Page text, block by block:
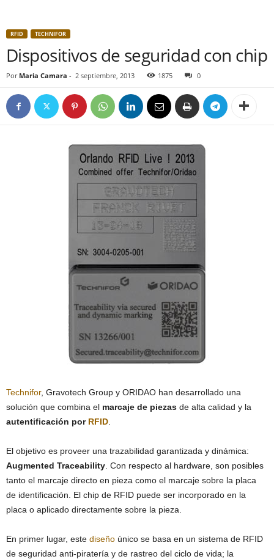
RFID TECHNIFOR
Dispositivos de seguridad con chip
Por Maria Camara - 2 septiembre, 2013 1875 0
Technifor, Gravotech Group y ORIDAO han desarrollado una
solución que combina el marcaje de piezas de alta calidad y la
autentificación por RFID
El objetivo es proveer una trazabilidad garantizada y dinámica:
Augmented Traceability . Con respecto al hardware, son posibles
tanto el marcaje directo en pieza como el marcaje sobre la placa
de identificación. El chip de RFID puede ser incorporado en la
placa o aplicado directamente sobre la pieza.
En primer lugar, este diseño único se basa en un sistema de RFID
de seguridad anti-piratería y de rastreo del ciclo de vida; la